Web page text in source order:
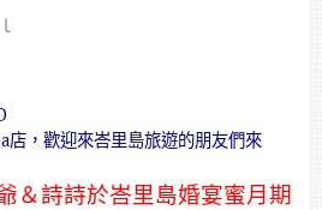
店，歡迎來峇里島旅遊的朋友們來
＆詩詩於峇里島婚宴蜜月期